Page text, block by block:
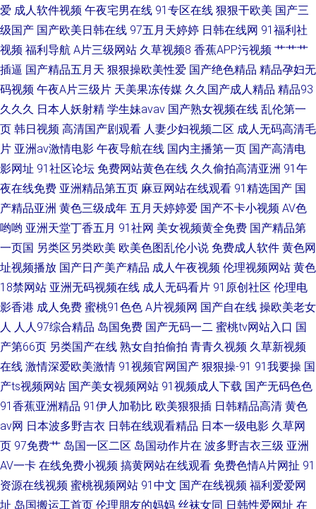
爱 成人软件视频 午夜宅男在线 91专区在线 狠狠干欧美 国产三
级国产 国产欧美日韩在线 97五月天婷婷 日韩在线网 91福利社
视频 福利导航 A片三级网站 久草视频8 香蕉APP污视频 艹艹艹
插逼 国产精品五月天 狠狠操欧美性爱 国产绝色精品 精品孕妇无
码视频 午夜A片三级片 天美果冻传媒 久久国产成人精品 精品93
久久久 日本人妖射精 学生妹avav 国产熟女视频在线 乱伦第一
页 韩日视频 高清国产剧观看 人妻少妇视频二区 成人无码高清毛
片 亚洲av激情电影 午夜导航在线 国内主播第一页 国产高清电
影网址 91社区论坛 免费网站黄色在线 久久偷拍高清亚洲 91午
夜在线免费 亚洲精品第五页 麻豆网站在线观看 91精选国产 国
产精品亚洲 黄色三级成年 五月天婷婷爱 国产不卡小视频 AV色
哟哟 亚洲天堂丁香五月 91社网 美女视频黄全免费 国产精品第
一页国 另类区另类欧美 欧美色图乱伦小说 免费成人软件 黄色网
址视频播放 国产日产美产精品 成人午夜视频 伦理视频网站 黄色
18禁网站 亚洲无码视频在线 成人无码看片 91原创社区 伦理电
影香港 成人免费 蜜桃91色色 A片视频网 国产自在线 操欧美老女
人 人人97综合精品 岛国免费 国产无码一二 蜜桃tv网站入口 国
产第66页 另类国产在线 熟女自拍偷拍 青青久视频 久草新视频
在线 激情深爱欧美激情 91视频官网国产 狠狠操-91 91我要操 国
产ts视频网站 国产美女视频网站 91视频成人下载 国产无码色色
91香蕉亚洲精品 91伊人加勒比 欧美狠狠插 日韩精品高清 黄色
av网 日本波多野吉衣 日韩在线观看精品 日本一级电影 久草网
页 97免费艹 岛国一区二区 岛国动作片在 波多野吉衣三级 亚洲
AV一卡 在线免费小视频 搞黄网站在线观看 免费色情A片网扯 91
资源在线视频 蜜桃视频网站 91中文 国产在线视频 福利爱爱网
址 岛国搬运工首页 伦理朋友的妈妈 丝袜女同 日韩性爱网址 在